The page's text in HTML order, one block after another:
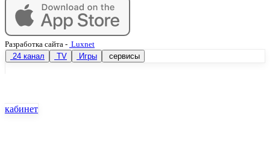
Разработка сайта - Luxnet
24 канал
TV Игры сервисы
кабинет